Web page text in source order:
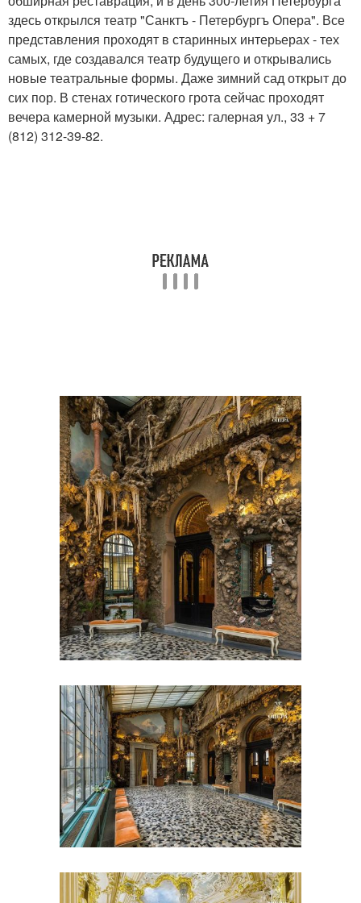
здесь открылся театр "Санктъ - Петербургъ Опера". Все
представления проходят в старинных интерьерах - тех
самых, где создавался театр будущего и открывались
новые театральные формы. Даже зимний сад открыт до
сих пор. В стенах готического грота сейчас проходят
вечера камерной музыки. Адрес: галерная ул., 33 + 7
(812) 312-39-82.